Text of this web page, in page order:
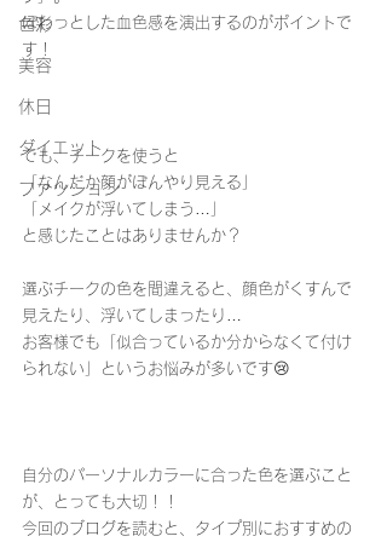
色彩
美容
休日
ダイエット
ファッション
ぽわっとした血色感を演出するのがポイントで
す！
でも、チークを使うと
「なんだか顔がぼんやり見える」
「メイクが浮いてしまう…」
と感じたことはありませんか？
選ぶチークの色を間違えると、顔色がくすんで
見えたり、浮いてしまったり…
お客様でも「似合っているか分からなくて付け
られない」というお悩みが多いです😢
自分のパーソナルカラーに合った色を選ぶこと
が、とっても大切！！
今回のブログを読むと、タイプ別におすすめの